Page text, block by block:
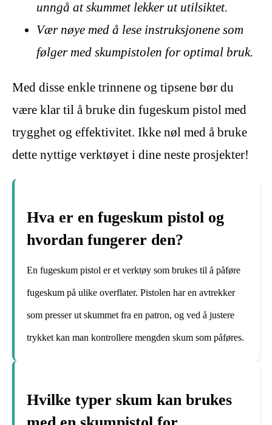
unngå at skummet lekker ut utilsiktet.
Vær nøye med å lese instruksjonene som
følger med skumpistolen for optimal bruk.
Med disse enkle trinnene og tipsene bør du
være klar til å bruke din fugeskum pistol med
trygghet og effektivitet. Ikke nøl med å bruke
dette nyttige verktøyet i dine neste prosjekter!
Hva er en fugeskum pistol og
hvordan fungerer den?
En fugeskum pistol er et verktøy som brukes til å påføre
fugeskum på ulike overflater. Pistolen har en avtrekker
som presser ut skummet fra en patron, og ved å justere
trykket kan man kontrollere mengden skum som påføres.
Hvilke typer skum kan brukes